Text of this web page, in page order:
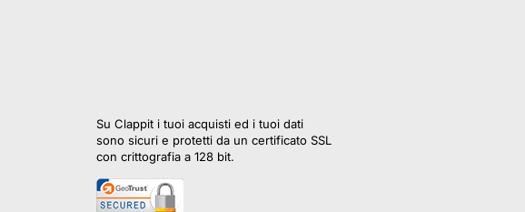
Su Clappit i tuoi acquisti ed i tuoi dati
sono sicuri e protetti da un certificato SSL
con crittografia a 128 bit.